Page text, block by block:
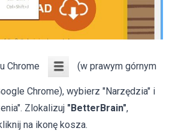
Chrome (w prawym górnym
Chrome), wybierz "Narzędzia" i
Zlokalizuj "BetterBrain",
na ikonę kosza.